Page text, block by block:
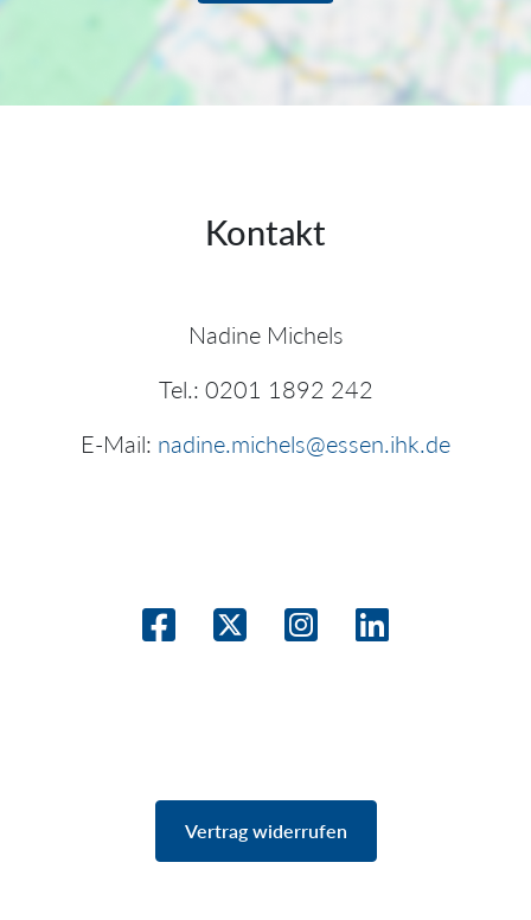
Kontakt
Nadine Michels
Tel.: 0201 1892 242
E-Mail: nadine.michels@essen.ihk.de
Vertrag widerrufen